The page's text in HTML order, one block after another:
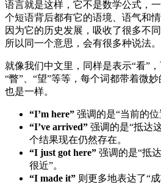
语言就是这样，它不是数学公式，
个短语背后都有它的语境、语气和
因为它的历史发展，吸收了很多不
所以同一个意思，会有很多种说法。
就像我们中文里，同样是表示“看”，
“瞥”、“望”等等，每个词都带着微
也是一样。
“I’m here” 强调的是“当前的位
“I’ve arrived” 强调的是“抵达
个结果现在仍然存在。
“I just got here” 强调的是“抵
很近”。
“I made it” 则更多地表达了“